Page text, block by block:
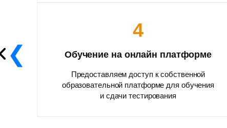
4
Обучение на онлайн платформе
Предоставляем доступ к собственной
образовательной платформе для обучения
и сдачи тестирования